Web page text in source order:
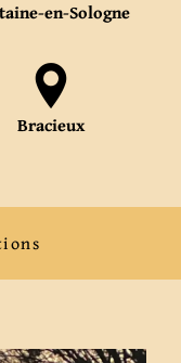
en-Sologne
Bracieux